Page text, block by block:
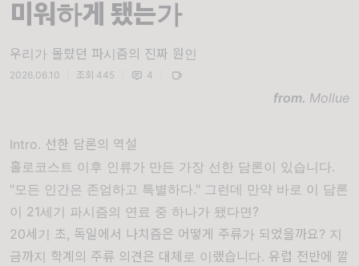
미워하게 됐는가
우리가 몰랐던 파시즘의 진짜 원인
2026.06.10 조회 445 4
from. Mollue
Intro. 선한 담론의 역설
홀로코스트 이후 인류가 만든 가장 선한 담론이 있습니다.
"모든 인간은 존엄하고 특별하다." 그런데 만약 바로 이 담론
이 21세기 파시즘의 연료 중 하나가 됐다면?
20세기 초, 독일에서 나치즘은 어떻게 주류가 되었을까요? 지
금까지 학계의 주류 의견은 대체로 이랬습니다. 유럽 전반에 깔